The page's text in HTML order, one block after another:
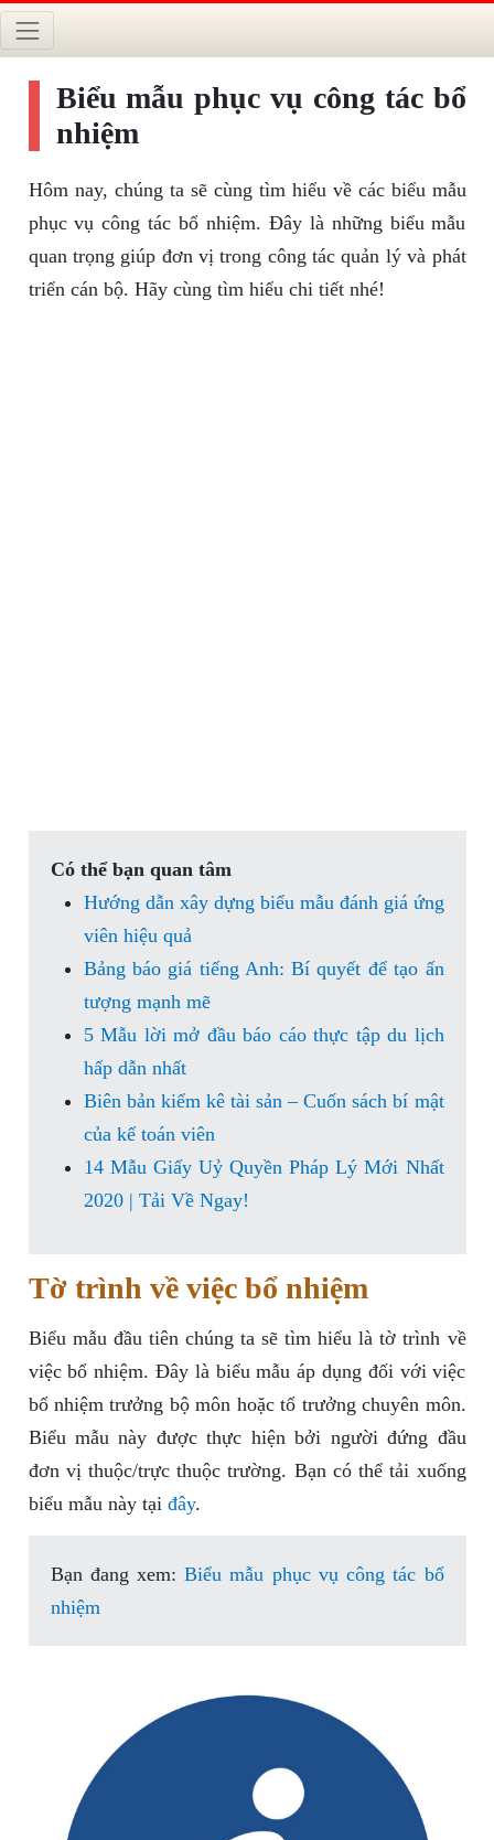
Biểu mẫu phục vụ công tác bổ
nhiệm
Hôm nay, chúng ta sẽ cùng tìm hiểu về các biểu mẫu
phục vụ công tác bổ nhiệm. Đây là những biểu mẫu
quan trọng giúp đơn vị trong công tác quản lý và phát
triển cán bộ. Hãy cùng tìm hiểu chi tiết nhé!
Có thể bạn quan tâm
Hướng dẫn xây dựng biểu mẫu đánh giá ứng
viên hiệu quả
Bảng báo giá tiếng Anh: Bí quyết để tạo ấn
tượng mạnh mẽ
5 Mẫu lời mở đầu báo cáo thực tập du lịch
hấp dẫn nhất
Biên bản kiểm kê tài sản – Cuốn sách bí mật
của kế toán viên
14 Mẫu Giấy Uỷ Quyền Pháp Lý Mới Nhất
2020 | Tải Về Ngay!
Tờ trình về việc bổ nhiệm
Biểu mẫu đầu tiên chúng ta sẽ tìm hiểu là tờ trình về
việc bổ nhiệm. Đây là biểu mẫu áp dụng đối với việc
bổ nhiệm trưởng bộ môn hoặc tổ trưởng chuyên môn.
Biểu mẫu này được thực hiện bởi người đứng đầu
đơn vị thuộc/trực thuộc trường. Bạn có thể tải xuống
biểu mẫu này tại đây.
Bạn đang xem:Biểu mẫu phục vụ công tác bổ
nhiệm